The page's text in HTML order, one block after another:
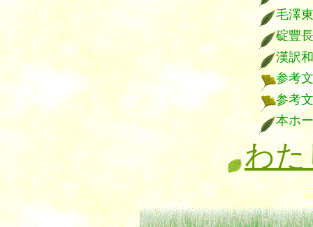
毛澤
碇豐
漢訳
参考
参考
本ホ
わ